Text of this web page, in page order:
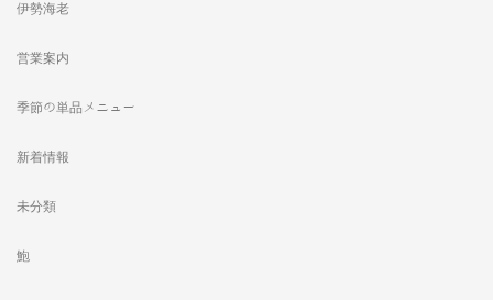
伊勢海老
営業案内
季節の単品メニュー
新着情報
未分類
鮑